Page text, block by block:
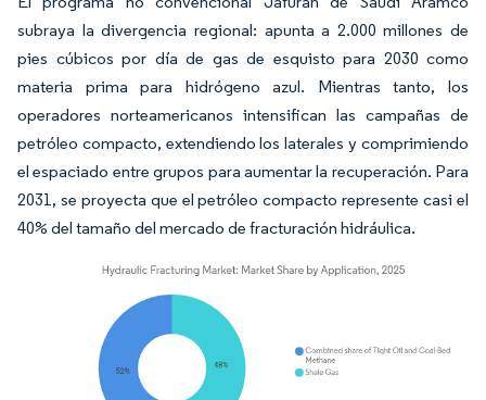
subraya la divergencia regional: apunta a 2.000 millones de
pies cúbicos por día de gas de esquisto para 2030 como
materia prima para hidrógeno azul. Mientras tanto, los
operadores norteamericanos intensifican las campañas de
petróleo compacto, extendiendo los laterales y comprimiendo
el espaciado entre grupos para aumentar la recuperación. Para
2031, se proyecta que el petróleo compacto represente casi el
40% del tamaño del mercado de fracturación hidráulica.